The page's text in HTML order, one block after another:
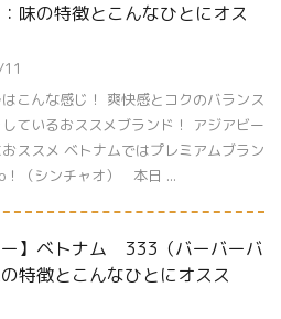
味の特徴とこんなひとにオス
こんな感じ！ 爽快感とコクのバランス
ているおススメブランド！ アジアビー
ススメ ベトナムではプレミアムブラン
！（シンチャオ） 本日 ...
ー】ベトナム 333（バーバーバ
特徴とこんなひとにオスス